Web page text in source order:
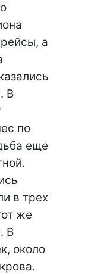
а
В
по
еще
в трех
же
В
около